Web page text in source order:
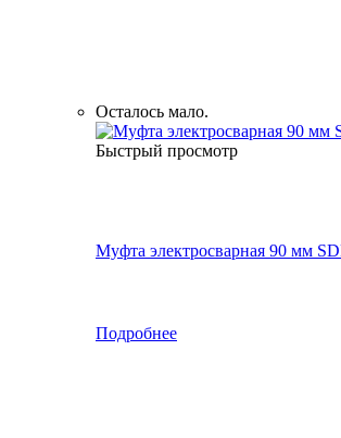
Осталось мало.
Быстрый просмотр
Муфта электросварная 90 мм
Подробнее